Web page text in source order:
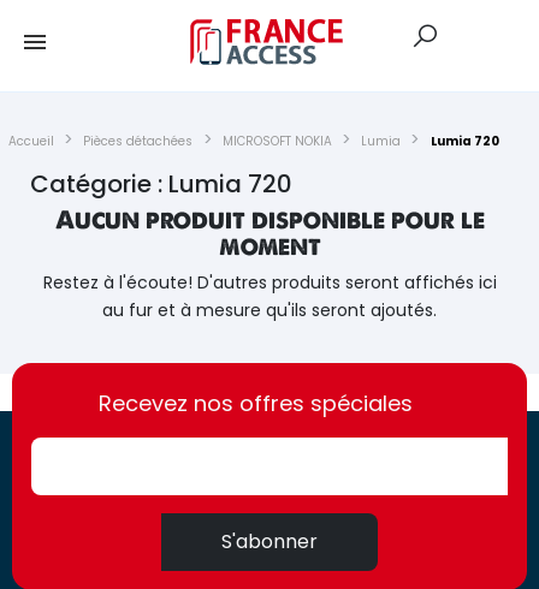
Accueil Pièces détachées MICROSOFT NOKIA Lumia Lumia 720
Catégorie : Lumia 720
Aucun produit disponible pour le
moment
Restez à l'écoute! D'autres produits seront affichés ici
au fur et à mesure qu'ils seront ajoutés.
https://france-
access.fr
https://france-
access.fr
Recevez nos offres spéciales
S'abonner